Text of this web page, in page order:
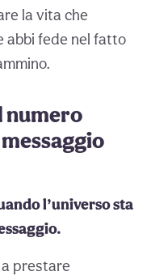
la vita che
abbi fede nel fatto
numero
messaggio
l’universo sta
prestare